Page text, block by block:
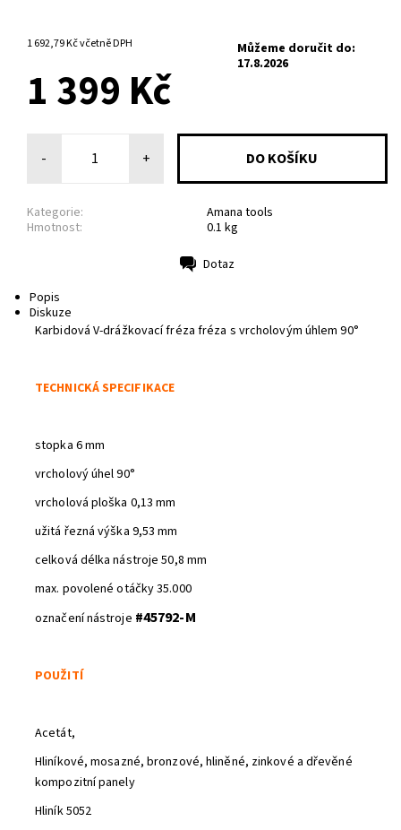
1 692,79 Kč včetně DPH
Můžeme doručit do:
17.8.2026
1 399 Kč
- +
Kategorie:
Amana tools
Hmotnost:
0.1 kg
Dotaz
Popis
Diskuze
Karbidová V-drážkovací fréza fréza s vrcholovým úhlem 90°
TECHNICKÁ SPECIFIKACE
stopka 6 mm
vrcholový úhel 90°
vrcholová ploška 0,13 mm
užitá řezná výška 9,53 mm
celková délka nástroje 50,8 mm
max. povolené otáčky 35.000
označení nástroje #45792-M
POUŽITÍ
Acetát,
Hliníkové, mosazné, bronzové, hliněné, zinkové a dřevěné
kompozitní panely
Hliník 5052